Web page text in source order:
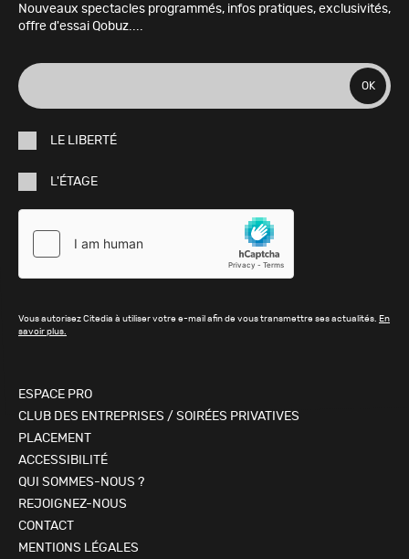
Nouveaux spectacles programmés, infos pratiques, exclusivités,
offre d'essai Qobuz....
mail
OK
LE LIBERTÉ
L'ÉTAGE
Vous autorisez Citedia à utiliser votre e-mail afin de vous transmettre ses actualités. En
savoir plus.
ESPACE PRO
CLUB DES ENTREPRISES / SOIRÉES PRIVATIVES
PLACEMENT
ACCESSIBILITÉ
QUI SOMMES-NOUS ?
REJOIGNEZ-NOUS
CONTACT
MENTIONS LÉGALES